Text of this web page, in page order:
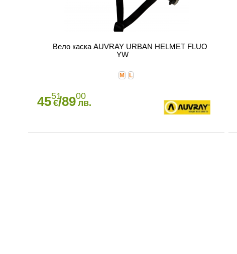
Вело каска AUVRAY URBAN HELMET FLUO
YW
M L
4551
€/8900
лв.